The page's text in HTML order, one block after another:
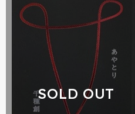
SOLD OUT